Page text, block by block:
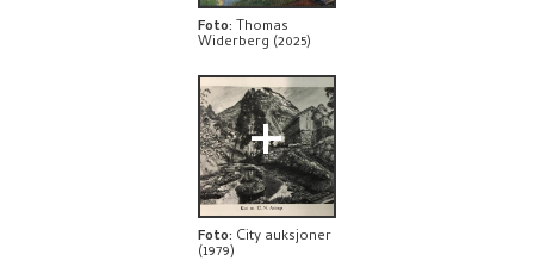
BIBLIOGRAFI
RELATERTE KUNSTVERK
UTFORSK
Foto: Thomas
Widerberg (2025)
+
Foto: City auksjoner
(1979)